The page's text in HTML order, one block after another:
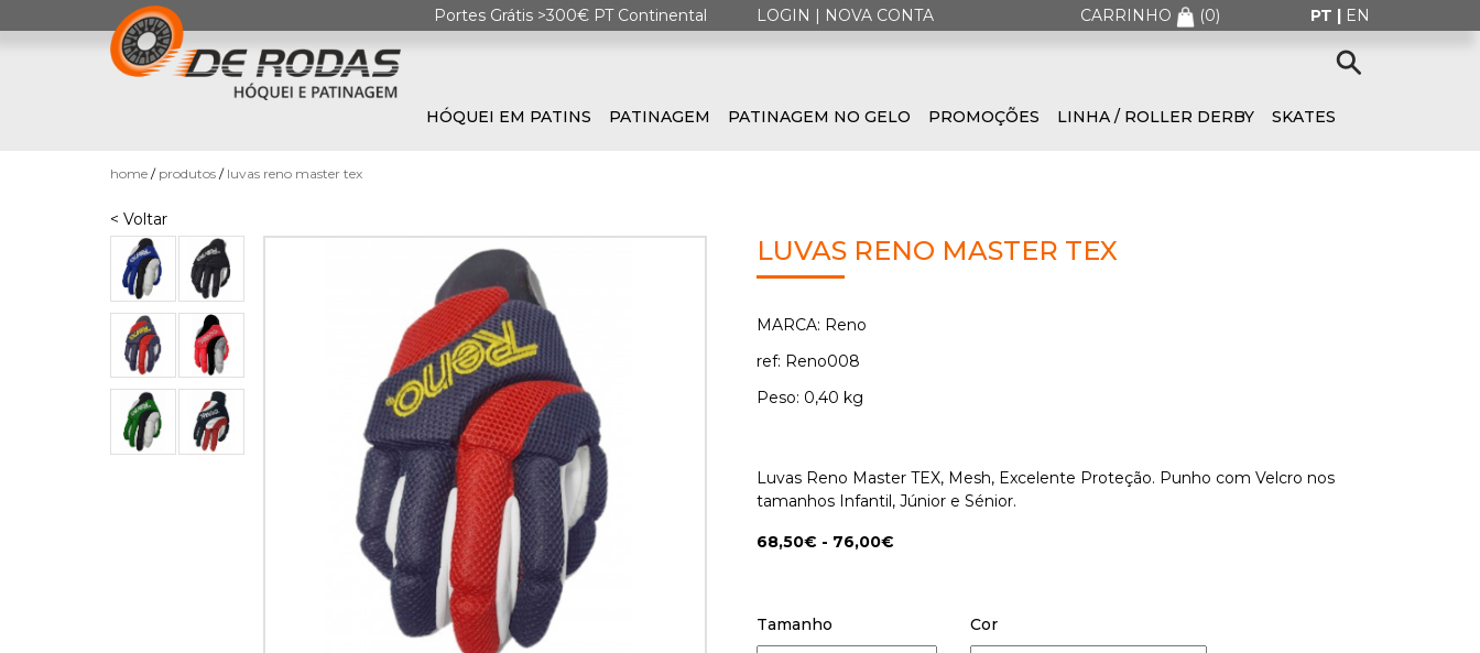
Portes Grátis >300€ PT Continental LOGIN | NOVA CONTA CARRINHO (0) PT | EN
HÓQUEI EM PATINS PATINAGEM PATINAGEM NO GELO PROMOÇÕES LINHA / ROLLER DERBY SKATES
home produtos luvas reno master tex
< Voltar
LUVAS RENO MASTER TEX
MARCA: Reno
ref: Reno008
Peso: 0,40 kg
Luvas Reno Master TEX, Mesh, Excelente Proteção. Punho com Velcro nos
tamanhos Infantil, Júnior e Sénior.
68,50€ - 76,00€
Tamanho Cor